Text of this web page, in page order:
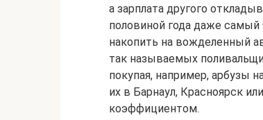
а зарплата другого
половиной года даже
накопить на вожделенный
так называемых
покупая, например, арбузы
их в Барнаул, Красноярск
коэффициентом.